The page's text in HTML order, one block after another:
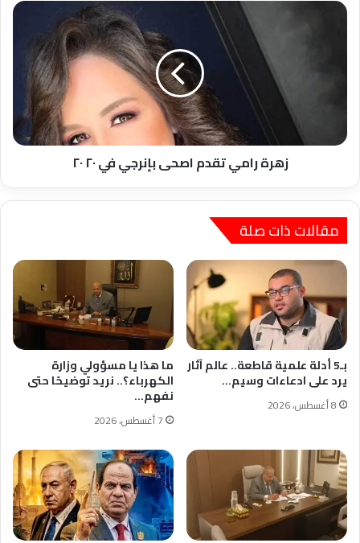
زهرة
زهرة رامي تقدم اصحى بإنرجي في ٢٠ ٢٠
مقالات ذات صلة
بـ5 أدلة علمية قاطعة.. عالم آثار
يرد على ادعاءات وسيم…
8 أغسطس، 2026
ما هذا يا مسؤولي وزارة
الكهرباء؟.. نريد توضيحًا حتى
نفهم…
7 أغسطس، 2026